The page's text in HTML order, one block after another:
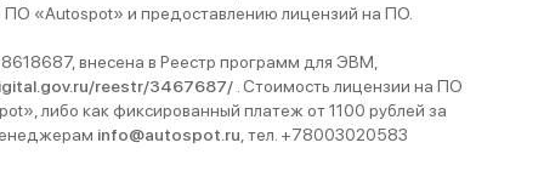
«Autospot» и предоставлению лицензий на ПО.
внесена в Реестр программ для ЭВМ,
reestr/3467687/ . Стоимость лицензии на ПО
либо как фиксированный платеж от 1100 рублей за
info@autospot.ru , тел. +78003020583